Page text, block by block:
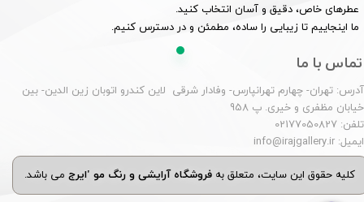
عطرهای خاص، دقیق و آسان انتخاب کنید.
ما اینجاییم تا زیبایی را ساده، مطمئن و در دسترس کنیم.
تماس با ما
آدرس: تهران- چهارم تهرانپارس- وفادار شرقی لاین کندرو اتوبان زین الدین- بین
خیابان مظفری و خیری. پ 958
تلفن: 02177050827
ایمیل: info@irajgallery.ir
کلیه حقوق این سایت، متعلق به فروشگاه آرایشی و رنگ مو 'ایرجمی باشد.